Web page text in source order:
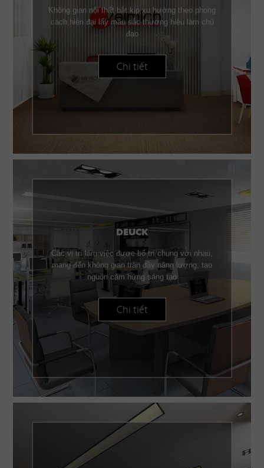
Không gian nội thất bắt kịp xu hướng theo phong
cách hiện đại lấy màu sắc thương hiệu làm chủ
đạo
Chi tiết
DEUCK
Các vị trí làm việc được bố trí chung với nhau,
mang đến không gian tràn đầy năng lượng, tạo
nguồn cảm hứng sáng tạo
Chi tiết